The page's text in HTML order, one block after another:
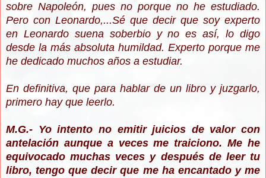
sobre Napoleón, pues no porque no he estudiado.
Pero con Leonardo,...Sé que decir que soy experto
en Leonardo suena soberbio y no es así, lo digo
desde la más absoluta humildad. Experto porque me
he dedicado muchos años a estudiar.
En definitiva, que para hablar de un libro y juzgarlo,
primero hay que leerlo.
M.G.- Yo intento no emitir juicios de valor con
antelación aunque a veces me traiciono. Me he
equivocado muchas veces y después de leer tu
libro, tengo que decir que me ha encantado y me